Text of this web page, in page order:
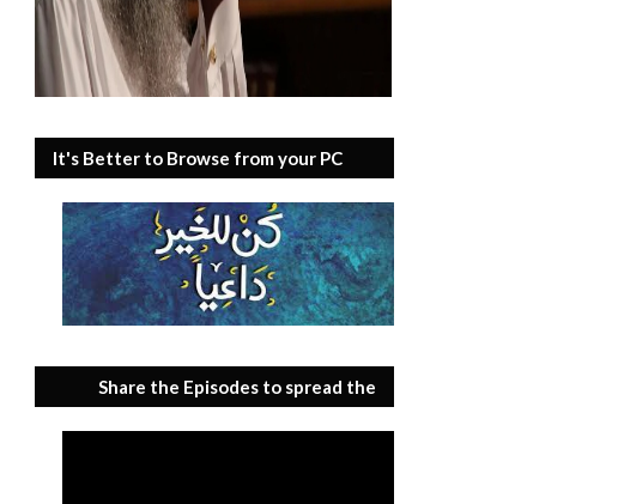
It's Better to Browse from your PC
Share the Episodes to spread the
benefit